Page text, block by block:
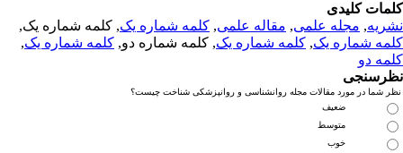
کلیدی
,مجله علمی, مقاله علمی, کلمه شماره یک, کلمه شماره یک,
شماره یک,کلمه شماره یک, کلمه شماره دو,کلمه شماره یک,
دو
شما در مورد مقالات مجله روانشناسی و روانپزشکی شناخت چیست؟
ضعیف
متوسط
خوب